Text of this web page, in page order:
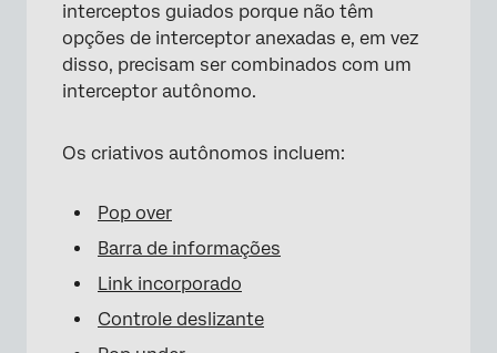
interceptos guiados porque não têm
opções de interceptor anexadas e, em vez
disso, precisam ser combinados com um
interceptor autônomo.
Os criativos autônomos incluem:
Pop over
Barra de informações
Link incorporado
Controle deslizante